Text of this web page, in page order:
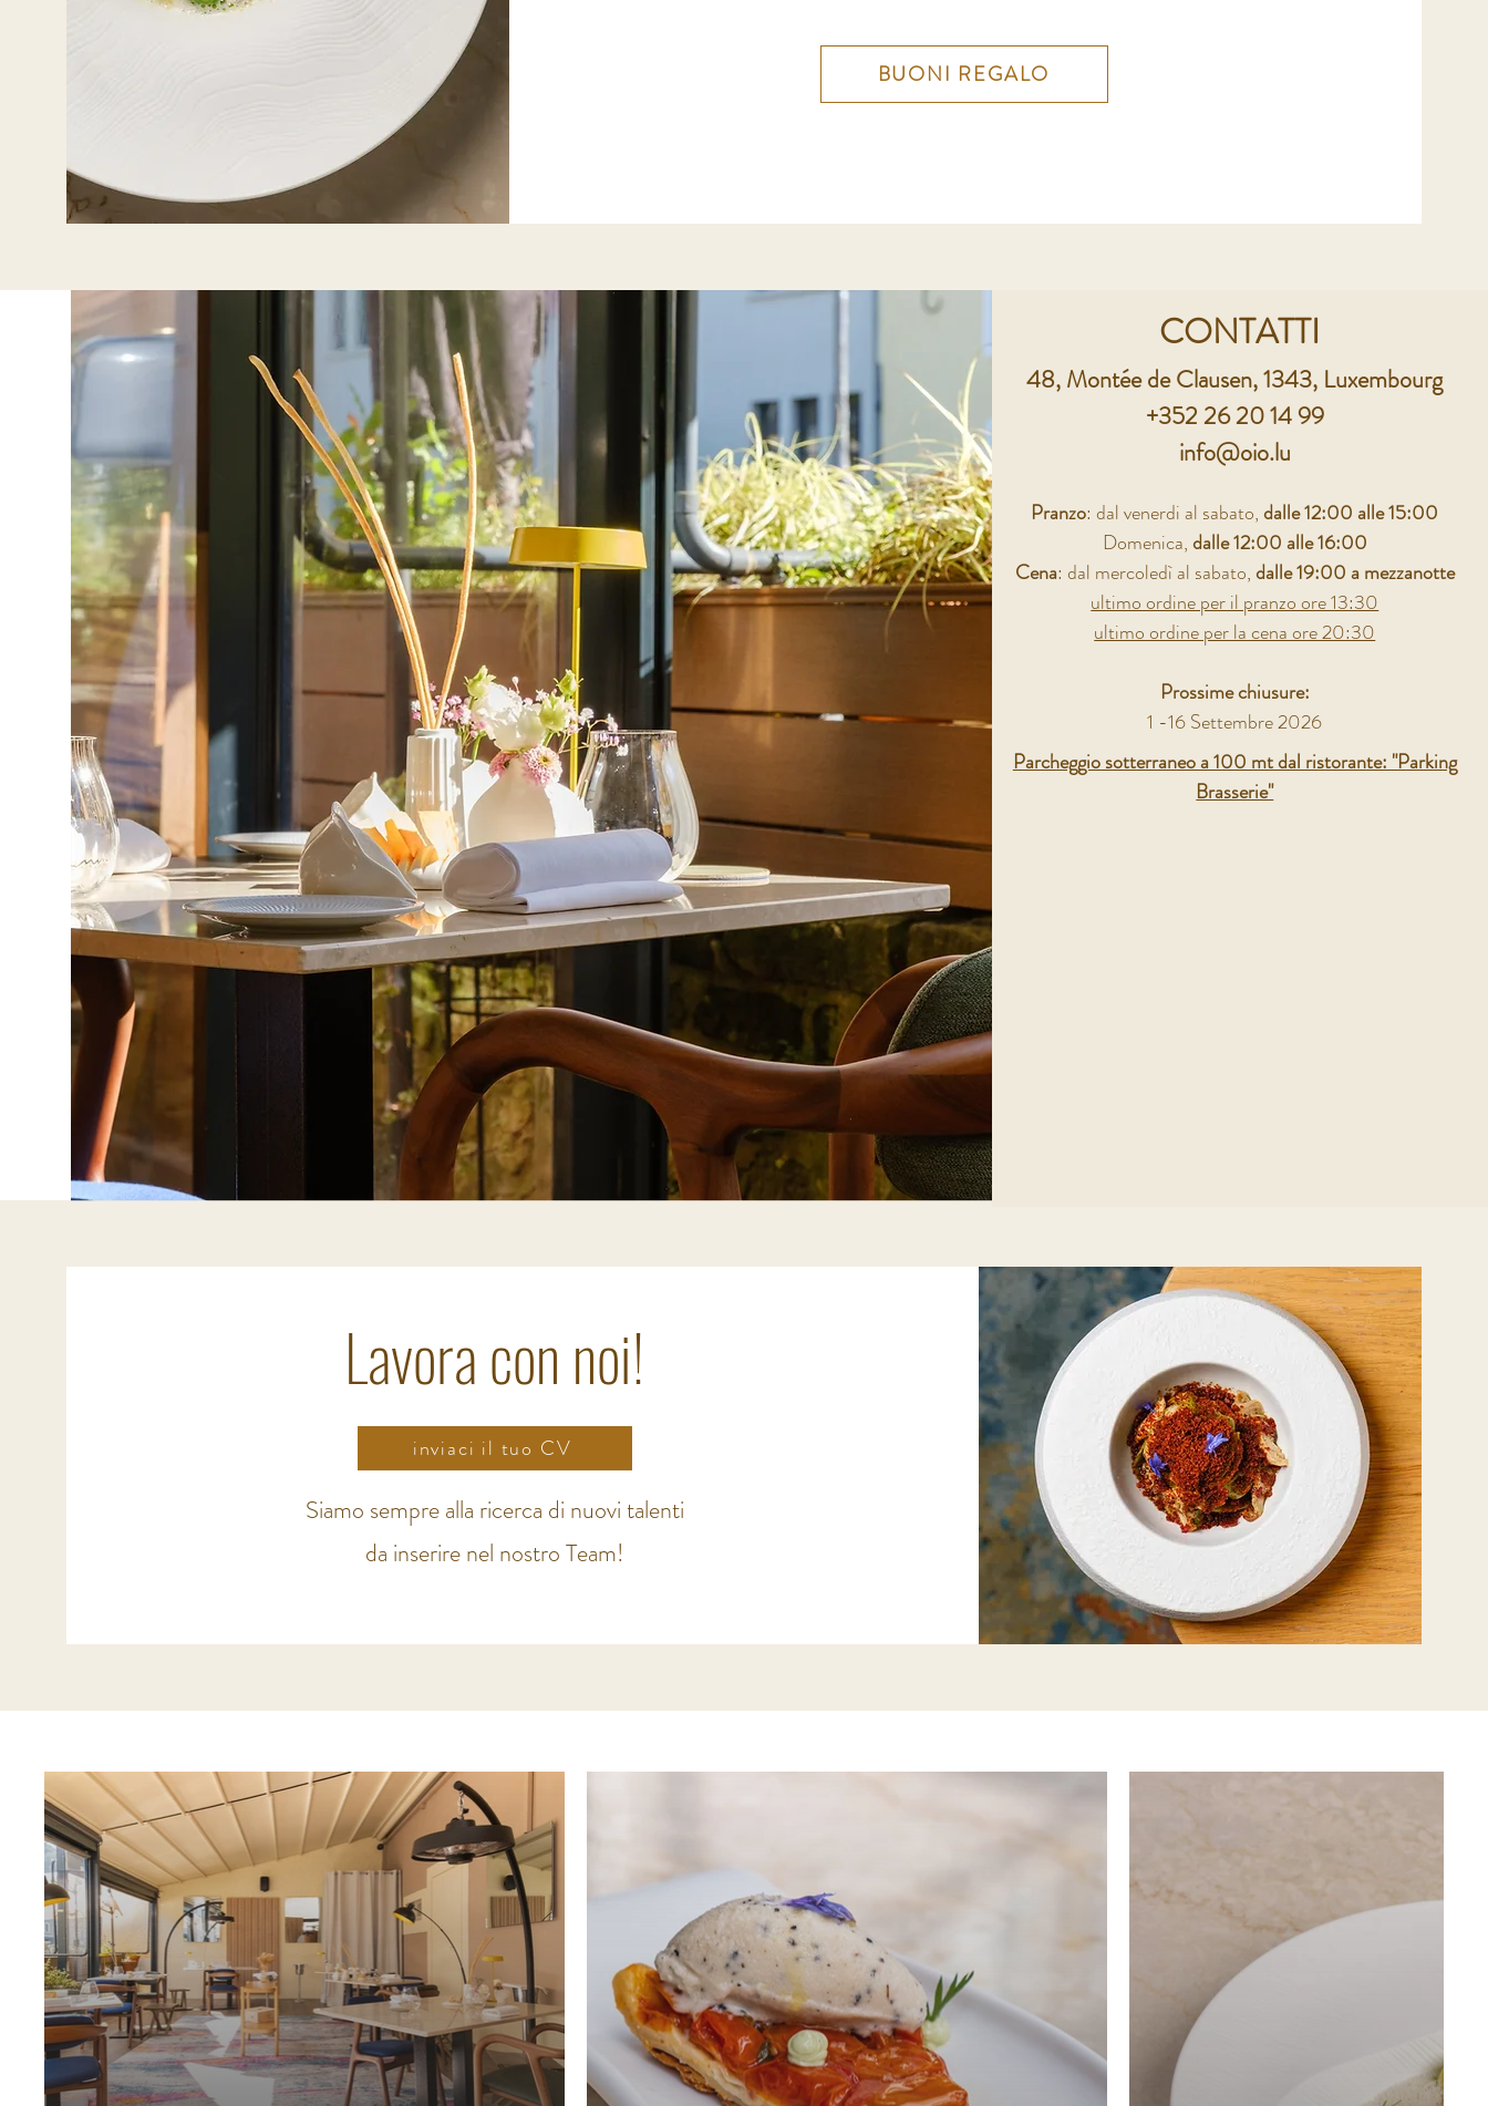
BUONI REGALO
CONTATTI
48, Montée de Clausen, 1343, Luxembourg
+352 26 20 14 99
info@oio.lu
Pranzo: dal venerdi al sabato,dalle 12:00 alle 15:00
Domenica,dalle 12:00 alle 16:00
Cena: dal mercoledì al sabato,dalle 19:00 a mezzanotte
ultimo ordine per il pranzo ore 13:30
ultimo ordine per la cena ore 20:30
Prossime chiusure:
1 -16 Settembre 2026
Parcheggio sotterraneo a 100 mt dal ristorante: "Parking
Brasserie"
Lavora con noi!
inviaci il tuo CV
Siamo sempre alla ricerca di nuovi talenti
da inserire nel nostro Team!